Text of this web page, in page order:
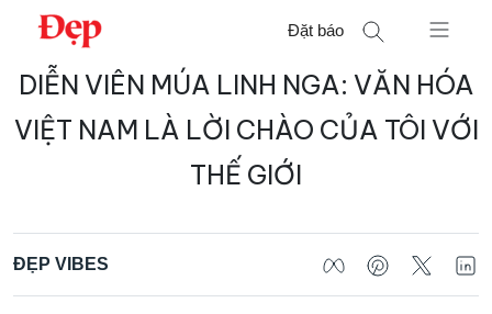
Chuyển
dung
Đặt báo
Tìm
kiếm
cho:
DIỄN VIÊN MÚA LINH NGA: VĂN HÓA
VIỆT NAM LÀ LỜI CHÀO CỦA TÔI VỚI
THẾ GIỚI
ĐẸP VIBES